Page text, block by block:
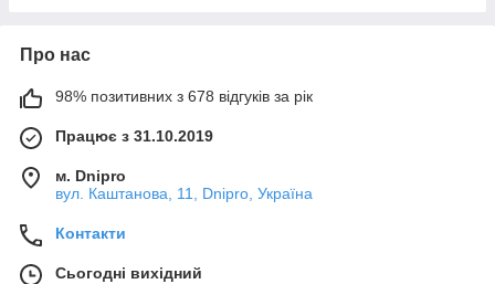
Про нас
98% позитивних з 678 відгуків за рік
Працює з 31.10.2019
м. Dnipro
вул. Каштанова, 11, Dnipro, Україна
Контакти
Сьогодні вихідний